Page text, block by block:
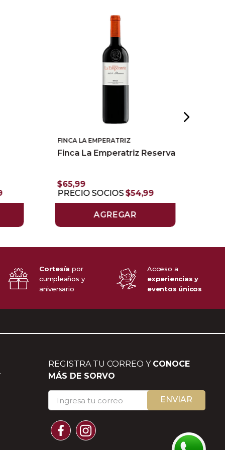
FINCA LA EMPERATRIZ
Finca La Emperatriz Reserva
$65,99
PRECIO SOCIOS$54,99
AGREGAR
Cortesía por
cumpleaños y
aniversario
Acceso a
experiencias y
eventos únicos
REGISTRA TU CORREO Y CONOCE
MÁS DE SORVO
ENVIAR